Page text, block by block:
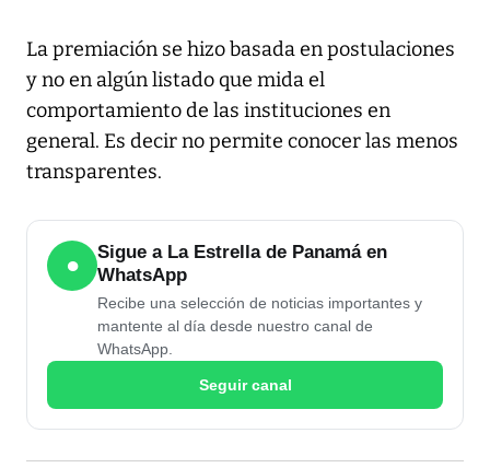
La premiación se hizo basada en postulaciones
y no en algún listado que mida el
comportamiento de las instituciones en
general. Es decir no permite conocer las menos
transparentes.
●
Sigue a La Estrella de Panamá en
WhatsApp
Recibe una selección de noticias importantes y
mantente al día desde nuestro canal de
WhatsApp.
Seguir canal